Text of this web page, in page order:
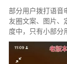
部分用户拨打语音
友圈文案、图片、
度中，只有小部分